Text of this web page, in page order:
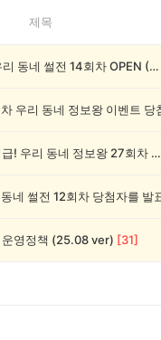
제목
전원 1,000캐시! 🥳 우리 동네 썰전 14회차 OPEN (~8/17)
💸 전원 2,000캐시 지급! 우리 동네 정보왕 27회차 (~8/10)
영정책 (25.08 ver) [31]